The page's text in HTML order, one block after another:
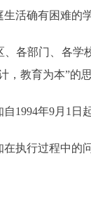
确有困难的学
部门、各学校
，教育为本”的
年9月1日起
行过程中的问